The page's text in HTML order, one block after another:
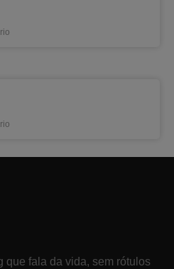
que fala da vida, sem rótulos